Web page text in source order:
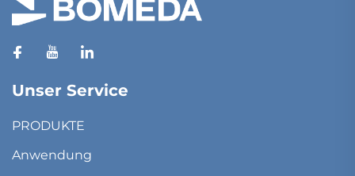
Unser Service
PRODUKTE
Anwendung